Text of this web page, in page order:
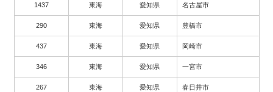
1437 東海 愛知県 名古屋市
290 東海 愛知県 豊橋市
437 東海 愛知県 岡崎市
346 東海 愛知県 一宮市
267 東海 愛知県 春日井市